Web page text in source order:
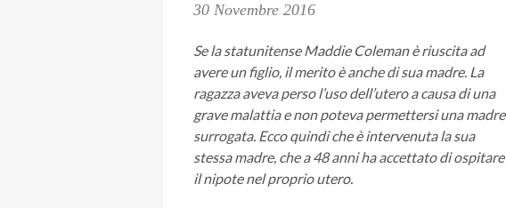
30 Novembre 2016
Se la statunitense Maddie Coleman è riuscita ad
avere un figlio, il merito è anche di sua madre. La
ragazza aveva perso l’uso dell’utero a causa di una
grave malattia e non poteva permettersi una madre
surrogata. Ecco quindi che è intervenuta la sua
stessa madre, che a 48 anni ha accettato di ospitare
il nipote nel proprio utero.